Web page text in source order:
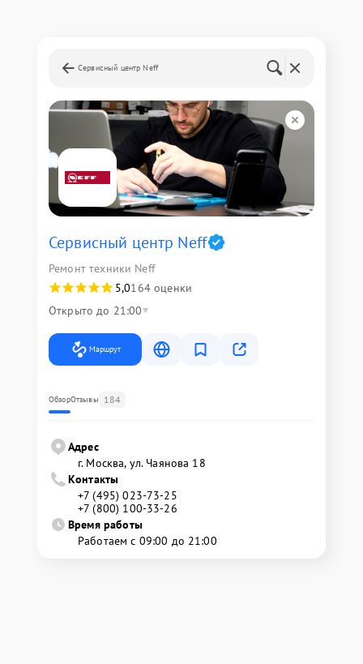
Сервисный центр Neff
Сервисный центр Neff
Ремонт техники Neff
5,0164 оценки
Открыто до 21:00
Маршрут
ОбзорОтзывы 184
Адрес
г. Москва, ул. Чаянова 18
Контакты
+7 (495) 023-73-25
+7 (800) 100-33-26
Время работы
Работаем с 09:00 до 21:00